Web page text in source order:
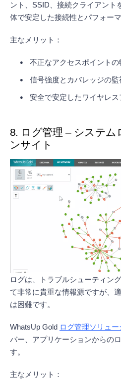
ント、SSID、接続クライアント
体で安定した接続性とパフォー
主なメリット：
不正なアクセスポイントの
信号強度とカバレッジの監
安全で安定したワイヤレ
8. ログ管理 – システム
ンサイト
ログは、トラブルシューティン
て非常に貴重な情報源ですが、
は困難です。
WhatsUp Gold ログ管理ソリュー
バー、アプリケーションからの
す。
主なメリット：